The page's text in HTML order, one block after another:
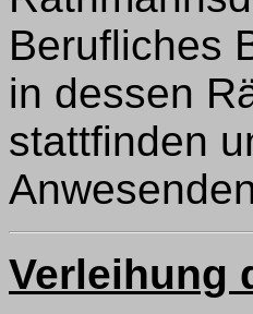
Berufliches
in dessen
stattfinden
Verleihung